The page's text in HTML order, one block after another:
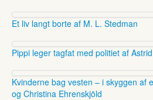
Et liv langt borte af M. L. Stedman
Pippi leger tagfat med politiet af
Kvinderne bag vesten – i skyggen af
og Christina Ehrenskjöld